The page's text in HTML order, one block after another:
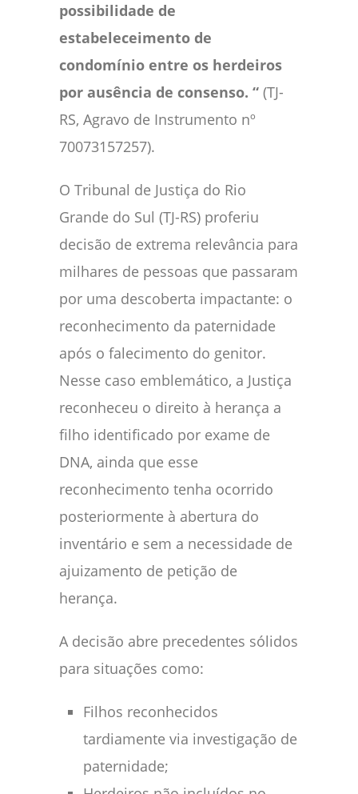
possibilidade de
estabeleceimento de
condomínio entre os herdeiros
por ausência de consenso. “ (TJ-
RS, Agravo de Instrumento nº
70073157257).
O Tribunal de Justiça do Rio
Grande do Sul (TJ-RS) proferiu
decisão de extrema relevância para
milhares de pessoas que passaram
por uma descoberta impactante: o
reconhecimento da paternidade
após o falecimento do genitor.
Nesse caso emblemático, a Justiça
reconheceu o direito à herança a
filho identificado por exame de
DNA, ainda que esse
reconhecimento tenha ocorrido
posteriormente à abertura do
inventário e sem a necessidade de
ajuizamento de petição de
herança.
A decisão abre precedentes sólidos
para situações como:
Filhos reconhecidos
tardiamente via investigação de
paternidade;